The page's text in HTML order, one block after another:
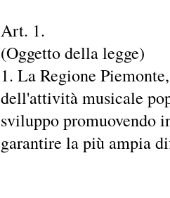
Art. 1.
(Oggetto della legge)
1. La Regione
dell'attività musicale
sviluppo promuovendo
garantire la più ampia